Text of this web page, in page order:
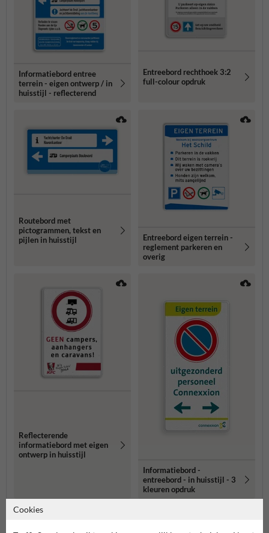
Informatiebord entree
terrein - eigen ontwerp / in
huisstijl - reflecterend
Entreebord rechthoek 3:2
full-colour opdruk
Routebord met
pictogrammen, tekst en
pijlen in huisstijl
Entreebord eigen terrein -
reglement parkeren en
overig
Reflecterende
informatiebord met eigen
ontwerp in huisstijl
Informatiebord -
entreebord - in huisstijl - 3
kleuren opdruk
Cookies